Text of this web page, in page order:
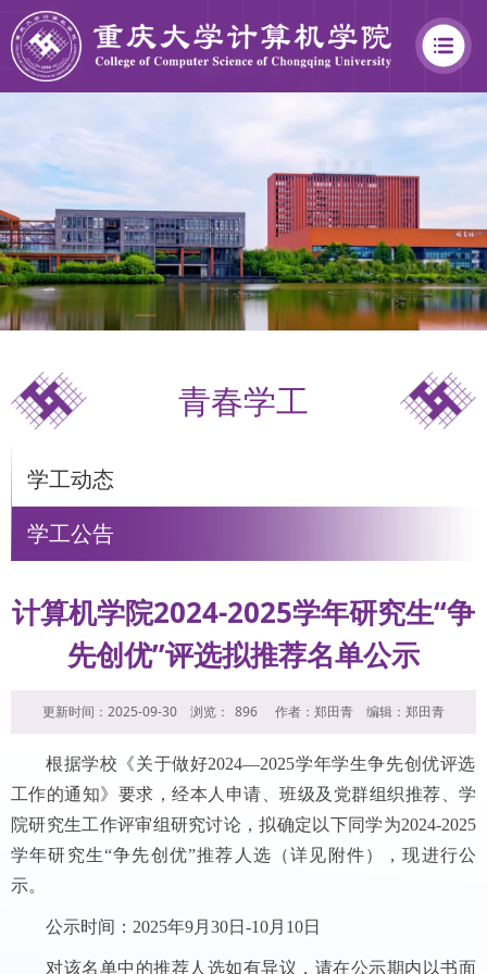
学
院
青春学工
学工动态
学工公告
计算机学院2024-2025学年研究生“争
先创优”评选拟推荐名单公示
更新时间：2025-09-30 浏览： 896 作者：郑田青 编辑：郑田青
根据学校《关于做好2024—2025学年学生争先创优评选
工作的通知》要求，经本人申请、班级及党群组织推荐、学
院研究生工作评审组研究讨论，拟确定以下同学为2024-2025
学年研究生“争先创优”推荐人选（详见附件），现进行公
示。
公示时间：2025年9月30日-10月10日
对该名单中的推荐人选如有异议，请在公示期内以书面